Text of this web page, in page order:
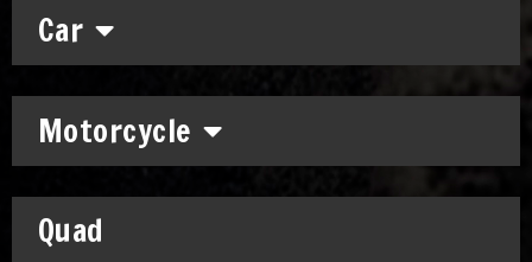
Car
Motorcycle
Quad